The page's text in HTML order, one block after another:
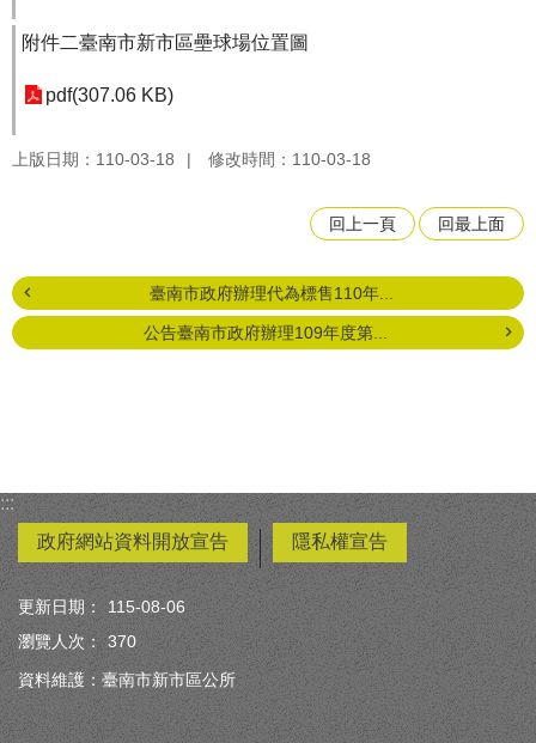
附件二臺南市新市區壘球場位置圖
pdf(307.06 KB)
上版日期：110-03-18 修改時間：110-03-18
回上一頁 回最上面
臺南市政府辦理代為標售110年...
公告臺南市政府辦理109年度第...
:::
政府網站資料開放宣告
隱私權宣告
更新日期：
115-08-06
瀏覽人次：
370
資料維護：臺南市新市區公所